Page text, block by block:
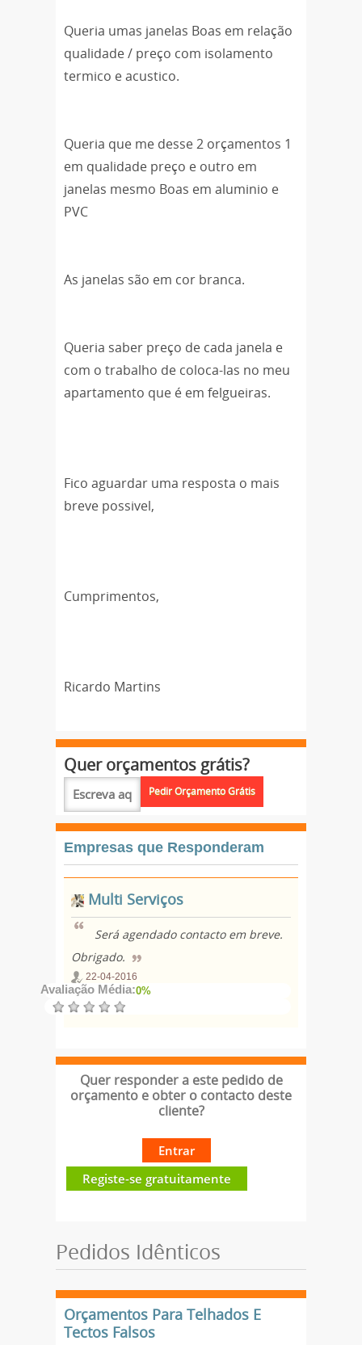
Queria umas janelas Boas em relação
qualidade / preço com isolamento
termico e acustico.
Queria que me desse 2 orçamentos 1
em qualidade preço e outro em
janelas mesmo Boas em aluminio e
PVC
As janelas são em cor branca.
Queria saber preço de cada janela e
com o trabalho de coloca-las no meu
apartamento que é em felgueiras.
Fico aguardar uma resposta o mais
breve possivel,
Cumprimentos,
Ricardo Martins
Quer orçamentos grátis?
Empresas que Responderam
Multi Serviços
Será agendado contacto em breve.
Obrigado.
22-04-2016
Avaliação Média:0%
Quer responder a este pedido de
orçamento e obter o contacto deste
cliente?
Entrar
Registe-se gratuitamente
Pedidos Idênticos
Orçamentos Para Telhados E
Tectos Falsos